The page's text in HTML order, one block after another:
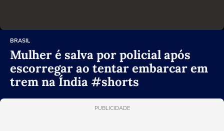
BRASIL
Mulher é salva por policial após
escorregar ao tentar embarcar em
trem na Índia #shorts
PUBLICIDADE